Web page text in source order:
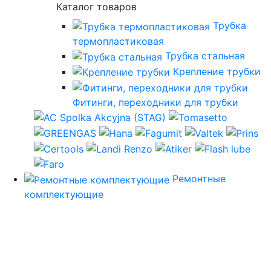
Каталог товаров
Трубка
термопластиковая
Трубка стальная
Крепление трубки
Фитинги, переходники для трубки
Ремонтные
комплектующие